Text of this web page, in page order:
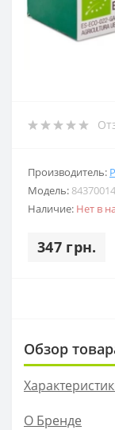
Производитель:
Модель:
Наличие: Нет в
347 грн.
Обзор
О Бренде